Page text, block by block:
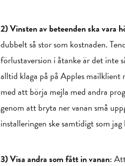
2) Vinsten av beteenden ska vara
dubbelt så stor som kostnaden.
förlustaversion i åtanke är det inte
alltid klaga på på Apples
med att börja mejla med andra
genom att bryta ner vanan små
installeringen ske samtidigt som
3) Visa andra som fått in vanan: